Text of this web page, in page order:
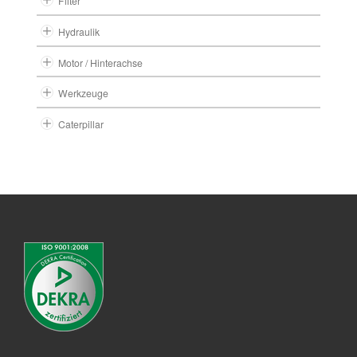
Hydraulik
Motor / Hinterachse
Werkzeuge
Caterpillar